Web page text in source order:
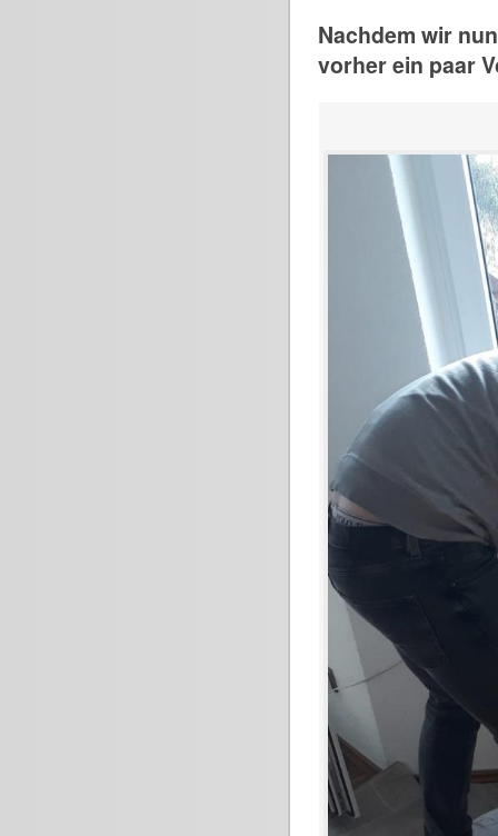
Nachdem wir
vorher ein paar